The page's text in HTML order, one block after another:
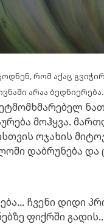
რომ აქაც
არაა
მოჰყვა.
ოჯახის
დაბრუნება
ჩვენი დიდი
ფიქრში